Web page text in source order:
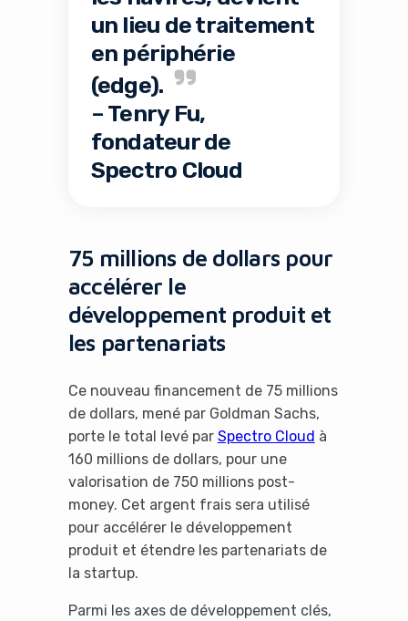
un lieu de traitement
en périphérie
(edge).
– Tenry Fu,
fondateur de
Spectro Cloud
75 millions de dollars pour
accélérer le
développement produit et
les partenariats
Ce nouveau financement de 75 millions
de dollars, mené par Goldman Sachs,
porte le total levé par Spectro Cloud à
160 millions de dollars, pour une
valorisation de 750 millions post-
money. Cet argent frais sera utilisé
pour accélérer le développement
produit et étendre les partenariats de
la startup.
Parmi les axes de développement clés,